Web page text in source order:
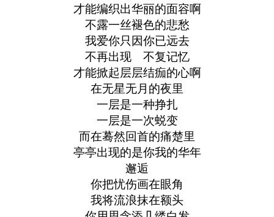
才能编织出华丽的面容啊
不露一丝褪色的悲愁
我爱你只因你已远去
不再出现 不复记忆
才能掀起层层结痂的心啊
在无星无月的夜里
一层是一种挣扎
一层是一次蜕变
而在蓦然回首的痛楚里
亭亭出现的是你我的华年
邂逅
你把忧伤画在眼角
我将流浪抹在额头